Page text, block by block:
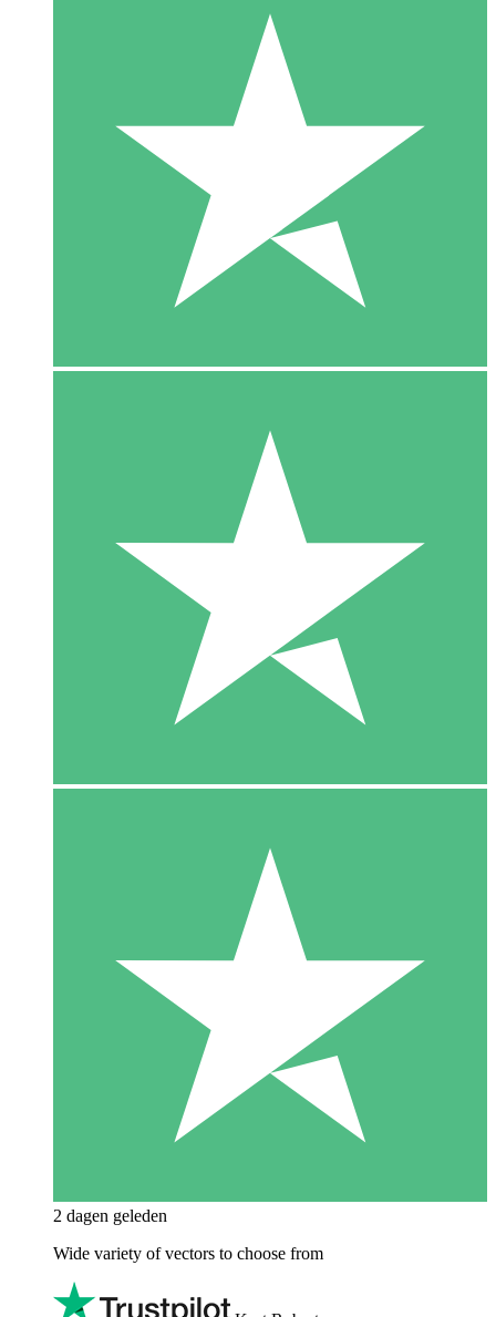
2 dagen geleden
Wide variety of vectors to choose from